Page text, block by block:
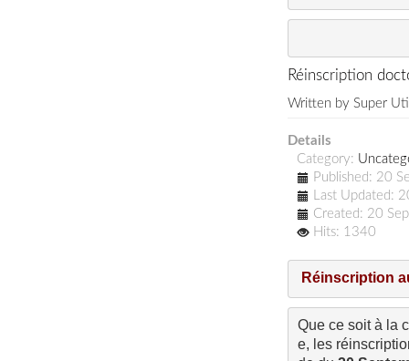
Réinscription
Written by Super
Details
Category:
Published: 20
Last Updated:
Created: 20
Hits: 1340
Réinscription
Que ce soit à la
e, les